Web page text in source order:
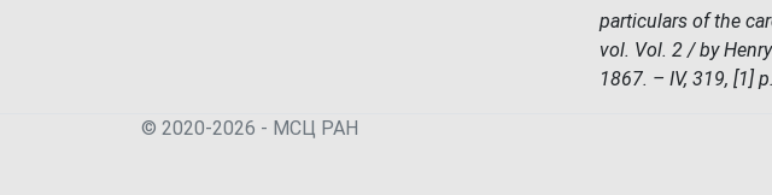
particulars of the
vol. Vol. 2 / by
1867. – IV, 319, [1] p.
© 2020-2026 - МСЦ РАН